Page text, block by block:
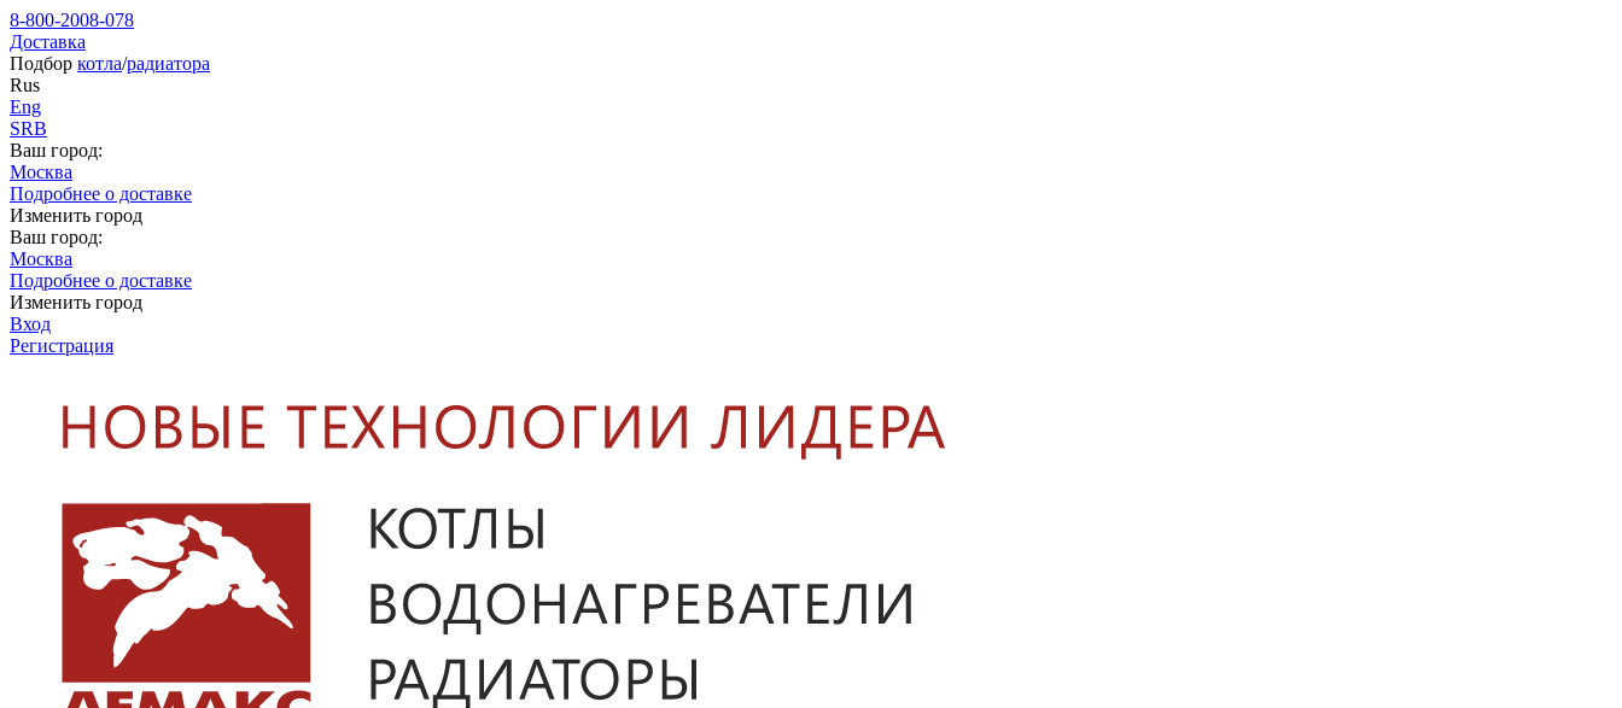
8-800-2008-078
Доставка
Подбор котла/радиатора
Rus
Eng
SRB
Ваш город:
Москва
Подробнее о доставке
Изменить город
Ваш город:
Москва
Подробнее о доставке
Изменить город
Вход
Регистрация